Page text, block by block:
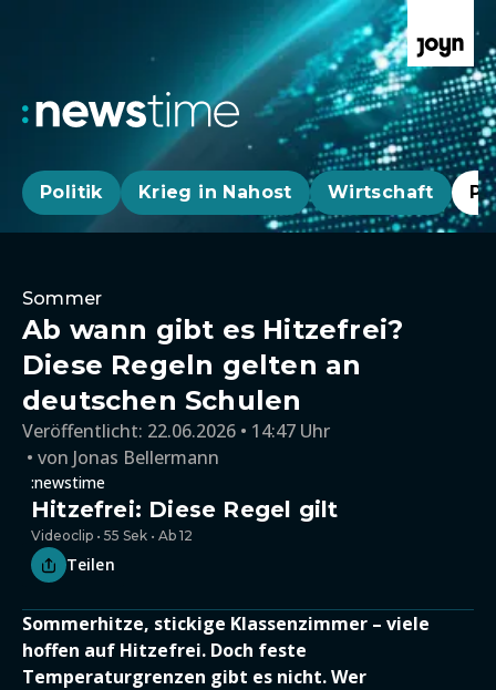
Politik Krieg in Nahost Wirtschaft
Sommer
Ab wann gibt es Hitzefrei?
Diese Regeln gelten an
deutschen Schulen
Veröffentlicht: 22.06.2026 • 14:47 Uhr
von Jonas Bellermann
:newstime
Hitzefrei: Diese Regel gilt
Videoclip • 55 Sek • Ab 12
Teilen
Sommerhitze, stickige Klassenzimmer – viele
hoffen auf Hitzefrei. Doch feste
Temperaturgrenzen gibt es nicht. Wer